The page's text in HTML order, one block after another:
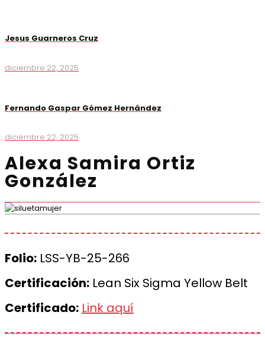
Jesus Guarneros Cruz
diciembre 22, 2025
Fernando Gaspar Gómez Hernández
diciembre 22, 2025
Alexa Samira Ortiz
González
Folio: LSS-YB-25-266
Certificación: Lean Six Sigma Yellow Belt
Certificado: Link aquí